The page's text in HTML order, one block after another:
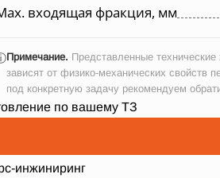
входящая фракция, мм
Примечание. Представленные
зависят от физико-механических свойств
под конкретную задачу рекомендуем
по вашему ТЗ
инжиниринг